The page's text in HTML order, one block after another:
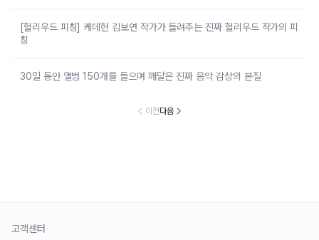
[헐리우드 피칭] 케데헌 김보연 작가가 들려주는 진짜 헐리우드 작가의 피
칭
30일 동안 앨범 150개를 들으며 깨달은 진짜 음악 감상의 본질
이전다음
고객센터